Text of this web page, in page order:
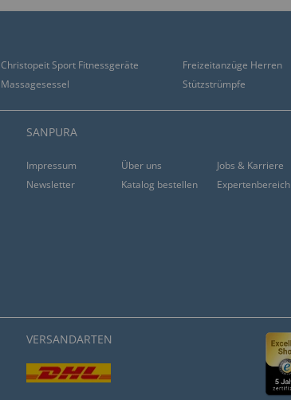
Christopeit Sport Fitnessgeräte Freizeitanzüge Herren
Massagesessel Stützstrümpfe
SANPURA
Impressum Über uns
Jobs & Karriere
Newsletter
Katalog bestellen Expertenbereich
VERSANDARTEN